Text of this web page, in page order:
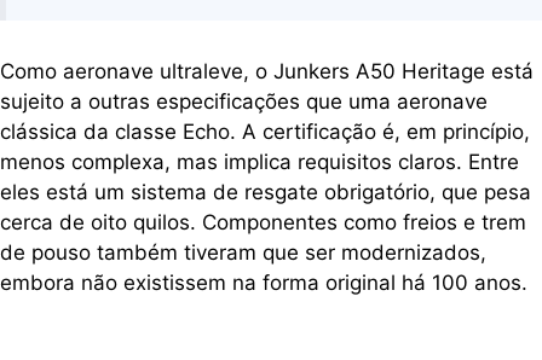
Como aeronave ultraleve, o Junkers A50 Heritage está
sujeito a outras especificações que uma aeronave
clássica da classe Echo. A certificação é, em princípio,
menos complexa, mas implica requisitos claros. Entre
eles está um sistema de resgate obrigatório, que pesa
cerca de oito quilos. Componentes como freios e trem
de pouso também tiveram que ser modernizados,
embora não existissem na forma original há 100 anos.